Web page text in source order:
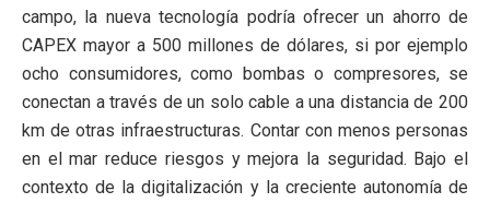
campo, la nueva tecnología podría ofrecer un ahorro de
CAPEX mayor a 500 millones de dólares, si por ejemplo
ocho consumidores, como bombas o compresores, se
conectan a través de un solo cable a una distancia de 200
km de otras infraestructuras. Contar con menos personas
en el mar reduce riesgos y mejora la seguridad. Bajo el
contexto de la digitalización y la creciente autonomía de